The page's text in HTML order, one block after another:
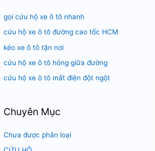
ế
m
:
gọi cứu hộ xe ô tô nhanh
cứu hộ xe ô tô đường cao tốc HCM
kéo xe ô tô tận nơi
cứu hộ xe ô tô hỏng giữa đường
cứu hộ xe ô tô mất điện đột ngột
Chuyên Mục
Chưa được phân loại